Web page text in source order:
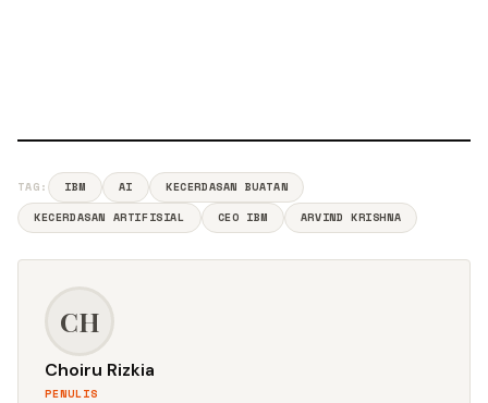
TAG: IBM AI
KECERDASAN BUATAN
KECERDASAN ARTIFISIAL
CEO IBM ARVIND KRISHNA
CH
Choiru Rizkia
PENULIS